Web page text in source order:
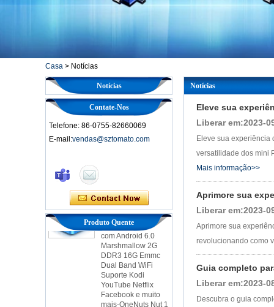
Casa > Notícias
Notícias
Contate-Nos
Telefone: 86-0755-82660069
E-mail:vendas@sztomato.com
Produto Quente
Caixa de TV
Streaming Media
Player & Game
Android TV Box
com Android 6.0
Marshmallow 2G
DDR3 16G Emmc
Dual Band WiFi
Suporte Kodi
YouTube Netflix
Facebook e muito
mais-OneNuts Nut 1
Blue 1
Notícias
Eleve sua
Liberar em:2023-
Eleve sua experiência
versatilidade dos mini
Mais informação>>
Aprimore sua
Liberar em:2023-
Aprimore sua
revolucionando como
Guia completo
Liberar em:2023-
Descubra o guia